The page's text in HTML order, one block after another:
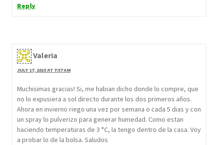
Reply
Valeria
JULY 17, 2015 AT 7:57 AM
Muchisimas gracias! Si, me habian dicho donde lo compre, que
no lo expusiera a sol directo durante los dos primeros años.
Ahora en invierno riego una vez por semana o cada 5 dias y con
un spray lo pulverizo para generar humedad. Como estan
haciendo temperaturas de 3 °C, la tengo dentro de la casa. Voy
a probar lo de la bolsa. Saludos